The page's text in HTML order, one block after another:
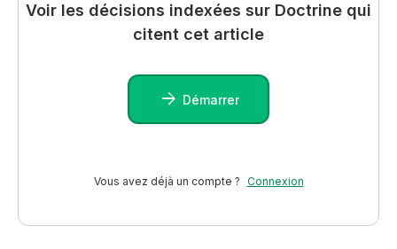
Voir les décisions indexées sur Doctrine qui
citent cet article
Démarrer
Vous avez déjà un compte ? Connexion